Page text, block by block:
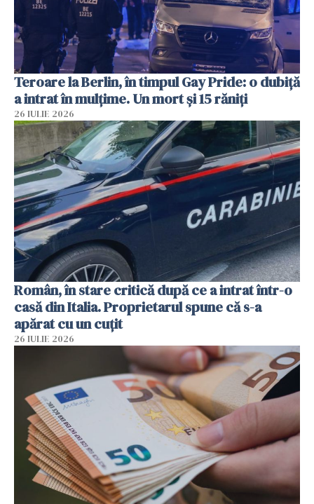
Teroare la Berlin, în timpul Gay Pride: o dubiță
a intrat în mulțime. Un mort și 15 răniți
26 IULIE 2026
Român, în stare critică după ce a intrat într-o
casă din Italia. Proprietarul spune că s-a
apărat cu un cuțit
26 IULIE 2026